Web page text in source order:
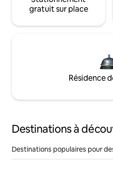
gratuit sur place
Résidence
Destinations à
Destinations populaires pour